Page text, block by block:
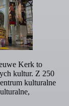
Kerk to
kultur. Z 250
kulturalne